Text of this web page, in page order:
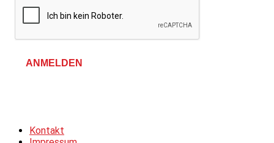
ANMELDEN
Kontakt